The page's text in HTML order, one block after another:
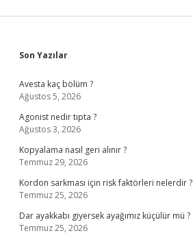
Sidebar
Son Yazılar
Avesta kaç bölüm ?
Ağustos 5, 2026
Agonist nedir tıpta ?
Ağustos 3, 2026
Kopyalama nasıl geri alınır ?
Temmuz 29, 2026
Kordon sarkması için risk faktörleri nelerdir ?
Temmuz 25, 2026
Dar ayakkabı giyersek ayağımız küçülür mü ?
Temmuz 25, 2026